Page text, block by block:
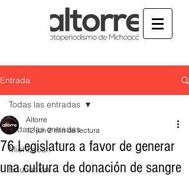
Entrada
Todas las entradas
Michoacán
Educación
Todas las entradas
76 Legislatura a favor de generar
una cultura de donación de sangre
Altorre
12 jun 2 min de lectura